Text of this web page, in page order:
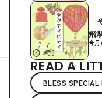
今月
飛
READ A
BLESS SPECIAL